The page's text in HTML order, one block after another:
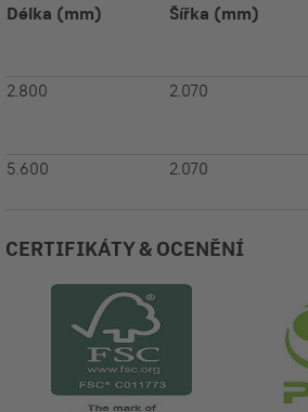
Délka (mm) Šířka (mm)
2.800 2.070
5.600
2.070
CERTIFIKÁTY & OCENĚNÍ